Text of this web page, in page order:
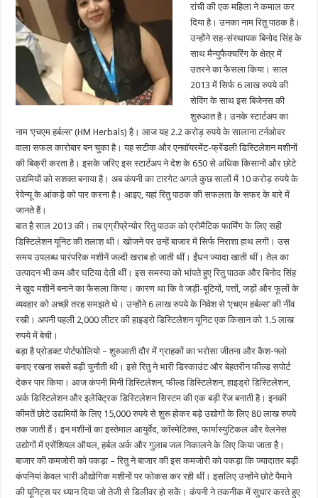
रांची की एक महिला ने कमाल कर
दिया है। उनका नाम रितु पाठक है।
उन्‍होंने सह-संस्थापक बिनोद सिंह के
साथ मैन्युफैक्चरिंग के क्षेत्र में
उतरने का फैसला किया। साल
2013 में सिर्फ 6 लाख रुपये की
सेविंग के साथ इस बिजेनस की
शुरुआत है। उनके स्‍टार्टअप का
नाम ‘एचएम हर्बल्स’ (HM Herbals) है। आज यह 2.2 करोड़ रुपये के सालाना टर्नओवर
वाला सफल कारोबार बन चुका है। यह सटीक और एनवॉयरमेंट-फ्रेंडली डिस्टिलेशन मशीनों
की बिक्री करता है। इसके जरिए इस स्टार्टअप ने देश के 650 से अधिक किसानों और छोटे
उद्यमियों को सशक्त बनाया है। अब कंपनी का टारगेट अगले कुछ सालों में 10 करोड़ रुपये के
रेवेन्‍यू के आंकड़े को पार करना है। आइए, यहां रितु पाठक की सफलता के सफर के बारे में
जानते हैं।
बात है साल 2013 की। तब एग्रीप्रेन्‍योर रितु पाठक को एरोमैटिक फार्मिंग के लिए सही
डिस्टिलेशन यूनिट की तलाश थी। खोजने पर उन्हें बाजार में सिर्फ निराशा हाथ लगी। उस
समय उपलब्ध पारंपरिक मशीनें जल्दी खराब हो जाती थीं। ईंधन ज्यादा खाती थीं। तेल का
उत्पादन भी कम और घटिया देती थीं। इस समस्या को भांपते हुए रितु पाठक और बिनोद सिंह
ने खुद मशीनें बनाने का फैसला किया। कारण था कि वे जड़ी-बूटियों, पत्तों, जड़ों और फूलों के
व्यवहार को अच्छी तरह समझते थे। उन्होंने 6 लाख रुपये के निवेश से ‘एचएम हर्बल्स’ की नींव
रखी। अपनी पहली 2,000 लीटर की हाइड्रो डिस्टिलेशन यूनिट एक किसान को 1.5 लाख
रुपये में बेची।
बड़ा है प्रोडक्‍ट पोर्टफोलियो – शुरुआती दौर में ग्राहकों का भरोसा जीतना और कैश-फ्लो
बनाए रखना सबसे बड़ी चुनौती थी। इसे रितु ने भारी डिस्काउंट और बेहतरीन फील्ड सपोर्ट
देकर पार किया। आज कंपनी मिनी डिस्टिलेशन, फील्ड डिस्टिलेशन, हाइड्रो डिस्टिलेशन,
अर्क डिस्टिलेशन और इलेक्ट्रिक डिस्टिलेशन सिस्‍टम की एक बड़ी रेंज बनाती है। इनकी
कीमतें छोटे उद्यमियों के लिए 15,000 रुपये से शुरू होकर बड़े उद्योगों के लिए 80 लाख रुपये
तक जाती हैं। इन मशीनों का इस्‍तेमाल आयुर्वेद, कॉस्मेटिक्स, फार्मास्युटिकल और वेलनेस
उद्योगों में एसेंशियल ऑयल, हर्बल अर्क और गुलाब जल निकालने के लिए किया जाता है।
बाजार की कमजोरी को पकड़ा – रितु ने बाजार की इस कमजोरी को पकड़ा कि ज्यादातर बड़ी
कंपनियां केवल भारी औद्योगिक मशीनों पर फोकस कर रही थीं। इसलिए उन्होंने छोटे पैमाने
की यूनिट्स पर ध्‍यान दिया जो तेजी से डिलीवर हो सकें। कंपनी ने तकनीक में सुधार करते हुए